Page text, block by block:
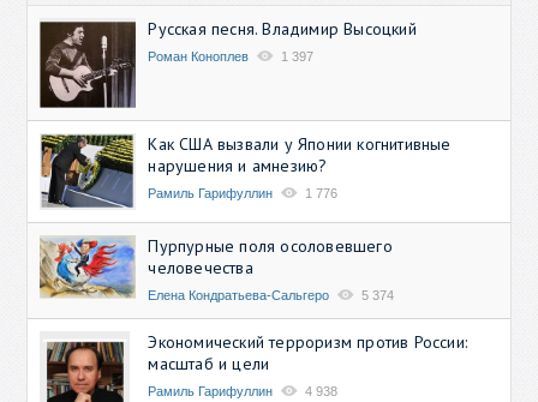
Русская песня. Владимир Высоцкий
Роман Коноплев 1 397
Как США вызвали у Японии когнитивные
нарушения и амнезию?
Рамиль Гарифуллин 1 776
Пурпурные поля осоловевшего
человечества
Елена Кондратьева-Сальгеро 5 374
Экономический терроризм против России:
масштаб и цели
Рамиль Гарифуллин 4 938